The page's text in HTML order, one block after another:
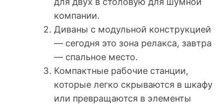
компании.
Диваны с модульной конструкцией
— сегодня это зона релакса, завтра
— спальное место.
Компактные рабочие станции,
которые легко скрываются в шкафу
или превращаются в элементы